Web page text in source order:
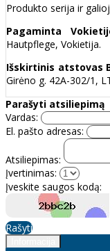
Produkto serija ir
Pagaminta
Hautpflege, Vokietija.
Išskirtinis atstovas
Girėno g. 42A-302/1,
Parašyti atsiliepimą
Vardas:
El. pašto adresas:
Atsiliepimas:
Įvertinimas:
Įveskite saugos kodą:
Rašyti